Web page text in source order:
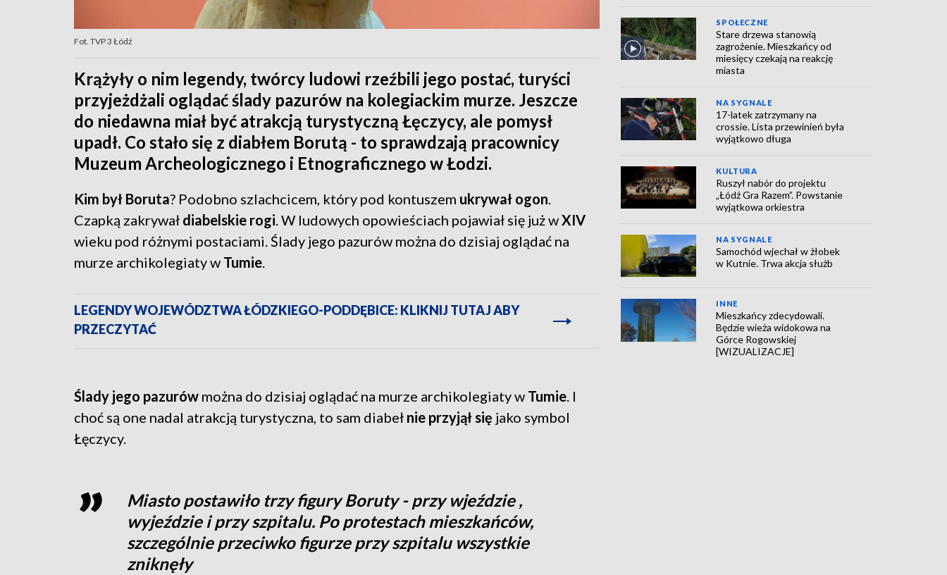
Fot. TVP 3 Łódź
Krążyły o nim legendy, twórcy ludowi rzeźbili jego postać, turyści
przyjeżdżali oglądać ślady pazurów na kolegiackim murze. Jeszcze
do niedawna miał być atrakcją turystyczną Łęczycy, ale pomysł
upadł. Co stało się z diabłem Borutą - to sprawdzają pracownicy
Muzeum Archeologicznego i Etnograficznego w Łodzi.
Kim był Boruta? Podobno szlachcicem, który pod kontuszem ukrywał ogon.
Czapką zakrywał diabelskie rogi. W ludowych opowieściach pojawiał się już wXIV
wieku pod różnymi postaciami. Ślady jego pazurów można do dzisiaj oglądać na
murze archikolegiaty w Tumie.
LEGENDY WOJEWÓDZTWA ŁÓDZKIEGO-PODDĘBICE: KLIKNIJ TUTAJ ABY
PRZECZYTAĆ
Ślady jego pazurów można do dzisiaj oglądać na murze archikolegiaty w Tumie. I
choć są one nadal atrakcją turystyczna, to sam diabeł nie przyjął się jako symbol
Łęczycy.
Miasto postawiło trzy figury Boruty - przy wjeździe ,
wyjeździe i przy szpitalu. Po protestach mieszkańców,
szczególnie przeciwko figurze przy szpitalu wszystkie
zniknęły
SPOŁECZNE
Stare drzewa stanowią
zagrożenie. Mieszkańcy od
miesięcy czekają na reakcję
miasta
NA SYGNALE
17-latek zatrzymany na
crossie. Lista przewinień była
wyjątkowo długa
KULTURA
Ruszył nabór do projektu
„Łódź Gra Razem”. Powstanie
wyjątkowa orkiestra
NA SYGNALE
Samochód wjechał w żłobek
w Kutnie. Trwa akcja służb
INNE
Mieszkańcy zdecydowali.
Będzie wieża widokowa na
Górce Rogowskiej
[WIZUALIZACJE]